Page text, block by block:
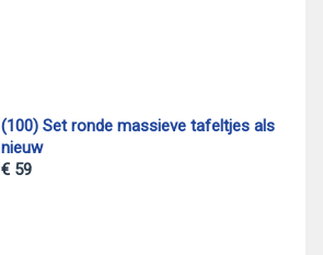
(100) Set ronde massieve tafeltjes als
nieuw
€ 59